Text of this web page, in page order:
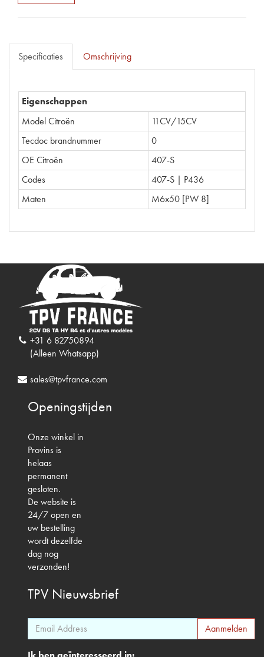
Specificaties Omschrijving
Eigenschappen
Model Citroën
11CV/15CV
Tecdoc brandnummer
0
OE Citroën
407-S
Codes
407-S | P436
Maten
M6x50 [PW 8]
+31 6 82750894
(Alleen Whatsapp)
sales@tpvfrance.com
Openingstijden
Onze winkel in
Provins is
helaas
permanent
gesloten.
De website is
24/7 open en
uw bestelling
wordt dezelfde
dag nog
verzonden!
TPV Nieuwsbrief